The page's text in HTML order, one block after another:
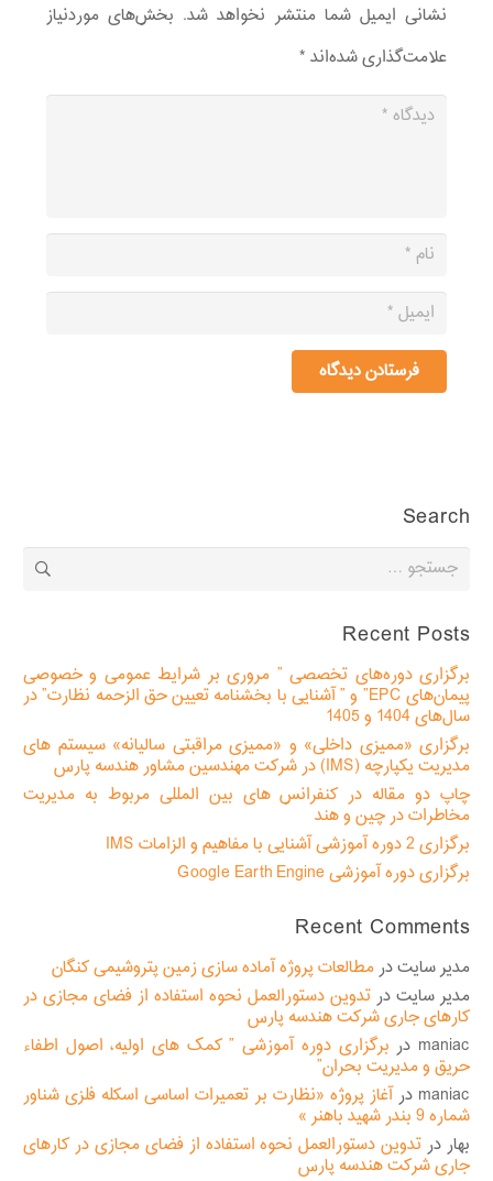
نشانی ایمیل شما منتشر نخواهد شد. بخش‌های موردنیاز
علامت‌گذاری شده‌اند *
فرستادن دیدگاه
Search
جستجو
Recent Posts
برگزاری دوره‌های تخصصی ” مروری بر شرایط عمومی و خصوصی
پیمان‌های EPC” و ” آشنایی با بخشنامه تعیین حق الزحمه نظارت” در
سال‌های 1404 و 1405
برگزاری «ممیزی داخلی» و «ممیزی مراقبتی سالیانه» سیستم های
مدیریت یکپارچه (IMS) در شرکت مهندسین مشاور هندسه پارس
چاپ دو مقاله در کنفرانس های بین المللی مربوط به مدیریت
مخاطرات در چین و هند
برگزاری 2 دوره آموزشی آشنایی با مفاهیم و الزامات IMS
برگزاری دوره آموزشی Google Earth Engine
Recent Comments
مدیر سایتدر مطالعات پروژه آماده سازی زمین پتروشیمی کنگان
مدیر سایت در تدوین دستورالعمل نحوه استفاده از فضای مجازی در
کارهای جاری شرکت هندسه پارس
maniac در برگزاری دوره آموزشی ” کمک های اولیه، اصول اطفاء
حریق و مدیریت بحران”
maniac درآغاز پروژه «نظارت بر تعمیرات اساسی اسکله فلزی شناور
شماره 9 بندر شهید باهنر »
بهار در تدوین دستورالعمل نحوه استفاده از فضای مجازی در کارهای
جاری شرکت هندسه پارس